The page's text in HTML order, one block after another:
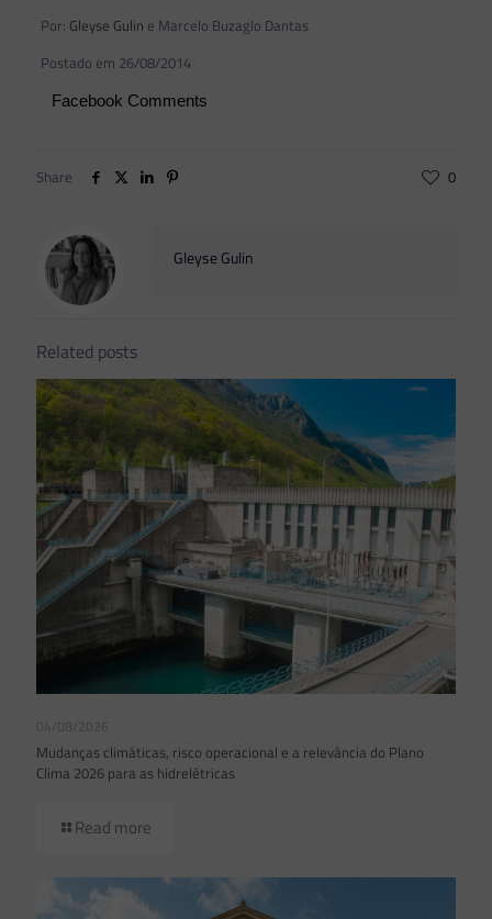
Por: Gleyse Gulin e Marcelo Buzaglo Dantas
Postado em 26/08/2014
Facebook Comments
Share 0
Gleyse Gulin
Related posts
04/08/2026
Mudanças climáticas, risco operacional e a relevância do Plano
Clima 2026 para as hidrelétricas
Read more